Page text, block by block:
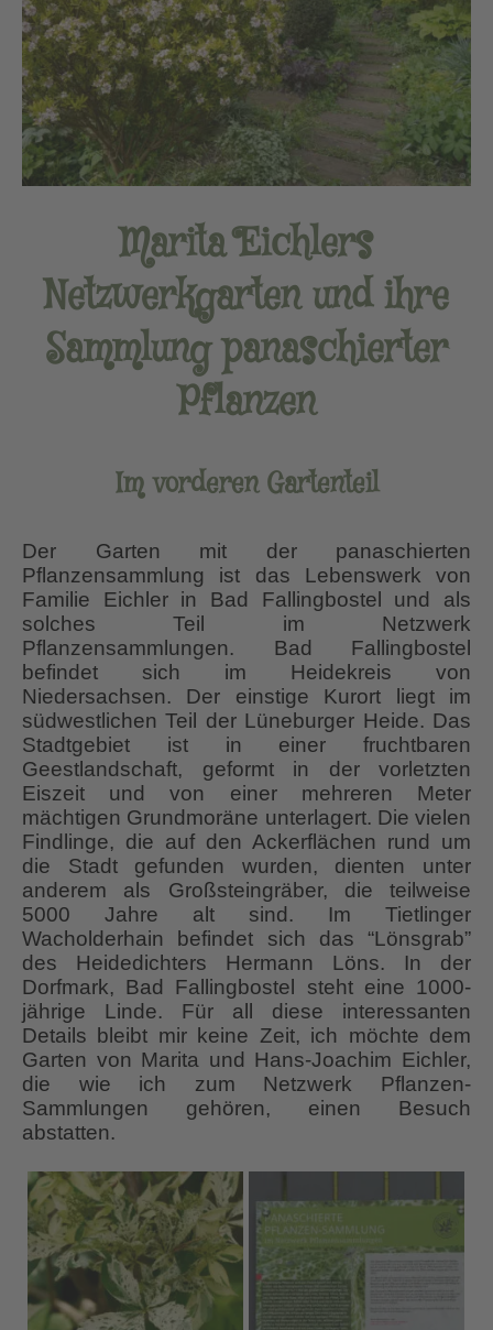
Marita Eichlers
Netzwerkgarten und ihre
Sammlung panaschierter
Pflanzen
Im vorderen Gartenteil
Der Garten mit der panaschierten
Pflanzensammlung ist das Lebenswerk von
Familie Eichler in Bad Fallingbostel und als
solches Teil im Netzwerk
Pflanzensammlungen. Bad Fallingbostel
befindet sich im Heidekreis von
Niedersachsen. Der einstige Kurort liegt im
südwestlichen Teil der Lüneburger Heide. Das
Stadtgebiet ist in einer fruchtbaren
Geestlandschaft, geformt in der vorletzten
Eiszeit und von einer mehreren Meter
mächtigen Grundmoräne unterlagert. Die vielen
Findlinge, die auf den Ackerflächen rund um
die Stadt gefunden wurden, dienten unter
anderem als Großsteingräber, die teilweise
5000 Jahre alt sind. Im Tietlinger
Wacholderhain befindet sich das “Lönsgrab”
des Heidedichters Hermann Löns. In der
Dorfmark, Bad Fallingbostel steht eine 1000-
jährige Linde. Für all diese interessanten
Details bleibt mir keine Zeit, ich möchte dem
Garten von Marita und Hans-Joachim Eichler,
die wie ich zum Netzwerk Pflanzen-
Sammlungen gehören, einen Besuch
abstatten.